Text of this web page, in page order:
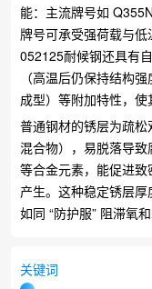
能：主流牌号如
牌号可承受强荷载与低
052125耐候钢还具有
（高温后仍保持结构
成型）等附加特性，使
普通钢材的锈层为疏
混合物），易脱落导
等合金元素，能促进
产生。这种稳定锈层
如同 “防护服” 阻滞氧
关键词